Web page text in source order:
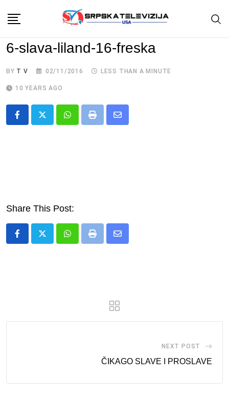
content
6-slava-liland-16-freska
BY T V 02/11/2016 LESS THAN A MINUTE
10 YEARS AGO
Whatsapp
Print
Share
Share This Post:
Whatsapp
Print
Share
NEXT POST
ČIKAGO SLAVE I PROSLAVE